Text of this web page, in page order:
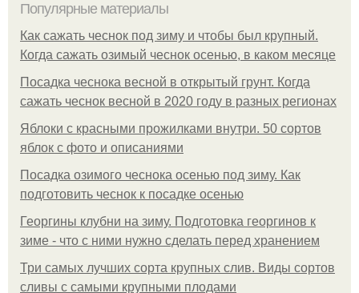
Популярные материалы
Как сажать чеснок под зиму и чтобы был крупный.
Когда сажать озимый чеснок осенью, в каком месяце
Посадка чеснока весной в открытый грунт. Когда
сажать чеснок весной в 2020 году в разных регионах
Яблоки с красными прожилками внутри. 50 сортов
яблок с фото и описаниями
Посадка озимого чеснока осенью под зиму. Как
подготовить чеснок к посадке осенью
Георгины клубни на зиму. Подготовка георгинов к
зиме - что с ними нужно сделать перед хранением
Три самых лучших сорта крупных слив. Виды сортов
сливы с самыми крупными плодами